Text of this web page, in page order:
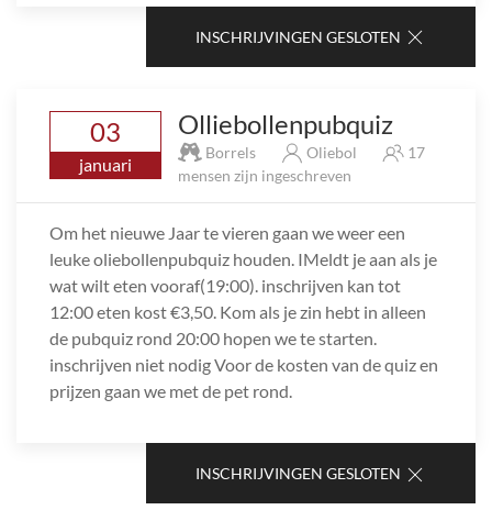
INSCHRIJVINGEN GESLOTEN
03
januari
Olliebollenpubquiz
Borrels Oliebol
17
mensen zijn ingeschreven
Om het nieuwe Jaar te vieren gaan we weer een
leuke oliebollenpubquiz houden. IMeldt je aan als je
wat wilt eten vooraf(19:00). inschrijven kan tot
12:00 eten kost €3,50. Kom als je zin hebt in alleen
de pubquiz rond 20:00 hopen we te starten.
inschrijven niet nodig Voor de kosten van de quiz en
prijzen gaan we met de pet rond.
INSCHRIJVINGEN GESLOTEN